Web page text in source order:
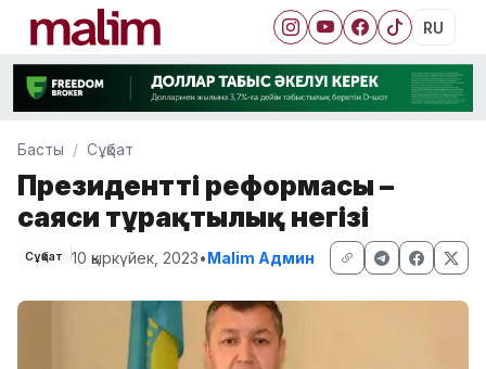
RU
Басты Сұқбат
Президенттің реформасы –
саяси тұрақтылық негізі
Сұқбат 10 қыркүйек, 2023•Malim Админ